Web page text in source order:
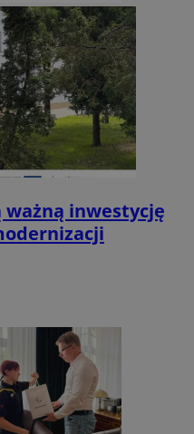
ważną inwestycję